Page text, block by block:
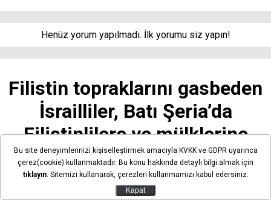
Henüz yorum yapılmadı. İlk yorumu siz yapın!
Filistin topraklarını gasbeden
İsrailliler, Batı Şeria’da
Filistinlilere ve mülklerine
saldırdı
Bu site deneyimlerinizi kişiselleştirmek amacıyla KVKK ve GDPR uyarınca
çerez(cookie) kullanmaktadır. Bu konu hakkında detaylı bilgi almak için
tıklayın. Sitemizi kullanarak, çerezleri kullanmamızı kabul edersiniz.
Kapat